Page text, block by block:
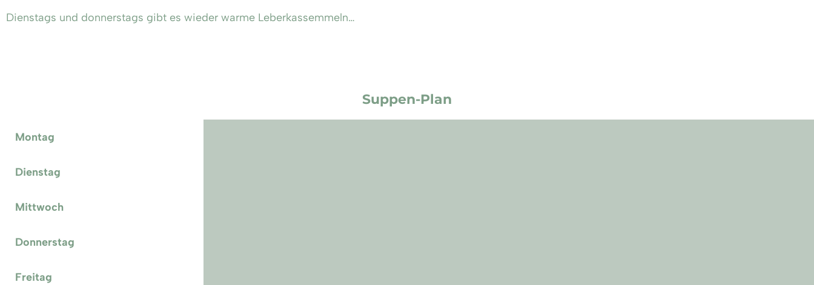
Dienstags und donnerstags gibt es wieder warme Leberkassemmeln…
Suppen-Plan
Montag
Dienstag
Mittwoch
Donnerstag
Freitag